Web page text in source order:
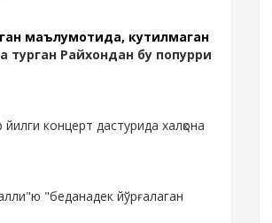
маълумотида, кутилмаган
турган Райхондан бу попурри
концерт дастурида халқона
"беданадек йўрғалаган